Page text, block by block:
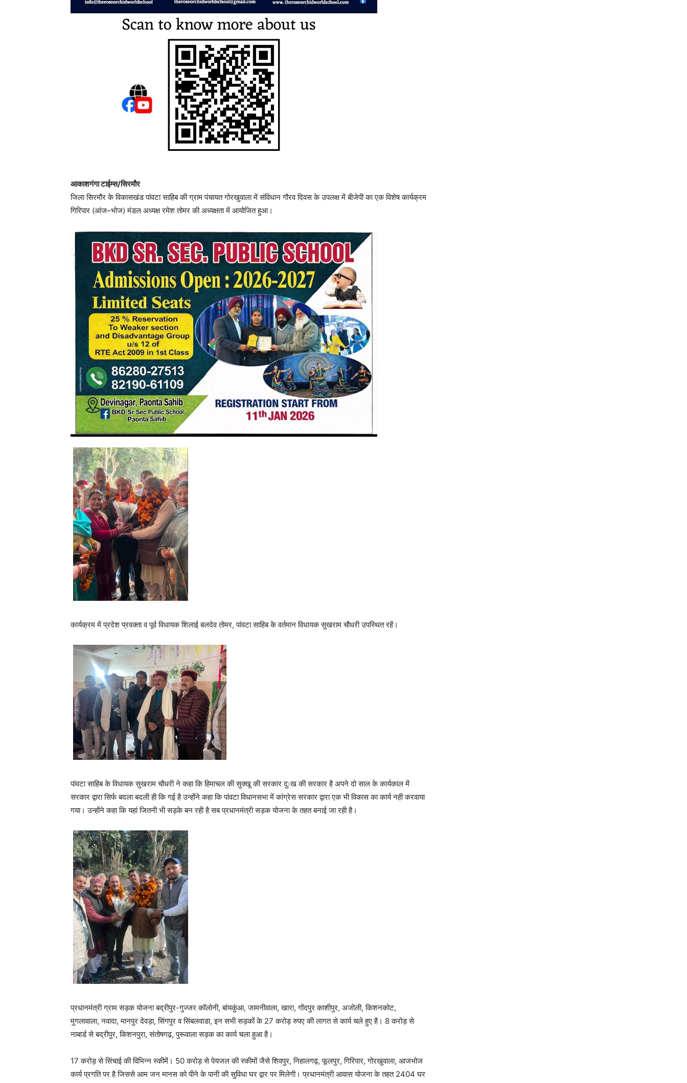
आकाशगंगा टाईम्स/सिरमौर
जिला सिरमौर के विकासखंड पांवटा साहिब की ग्राम पंचायत गोरखुवाला में संविधान गौरव दिवस के उपलक्ष में बीजेपी का एक विशेष कार्यक्रम
गिरिपार (आंज–भोज) मंडल अध्यक्ष रमेश तोमर की अध्यक्षता में आयोजित हुआ।
कार्यक्रम में प्रदेश प्रवक्ता व पूर्व विधायक शिलाई बलदेव तोमर, पांवटा साहिब के वर्तमान विधायक सुखराम चौधरी उपस्थित रहें।
पांवटा साहिब के विधायक सुखराम चौधरी ने कहा कि हिमाचल की सुक्खू की सरकार दुःख की सरकार है अपने दो साल के कार्यकाल में
सरकार द्वारा सिर्फ बदला बदली ही कि गई है उन्होंने कहा कि पांवटा विधानसभा में कांग्रेस सरकार द्वारा एक भी विकास का कार्य नही करवाया
गया। उन्होंने कहा कि यहां जितनी भी सड़के बन रही है सब प्रधानमंत्री सड़क योजना के तहत बनाई जा रही है।
प्रधानमंत्री ग्राम सड़क योजना बद्रीपुर-गुज्जर कॉलोनी, बांयकुंआ, जामनीवाला, खारा, गोंदपुर काशीपुर, अजोली, किशनकोट,
मुगलावाला, नवादा, मानपुर देवड़ा, सिंगपुर व सिंबलवाडा, इन सभी सड़कों के 27 करोड़ रुपए की लागत से कार्य चले हुए है। 8 करोड़ से
नाबार्ड से बद्रीपुर, किशनपुरा, संतोषगढ़, पुरूवाला सड़क का कार्य चला हुआ है।
17 करोड़ से सिंचाई की विभिन्न स्कीमें। 50 करोड़ से पेयजल की स्कीमों जैसे शिवपुर, निहालगढ़, फूलपुर, गिरिपार, गोरखुवाला, आजभोज
कार्य प्रगति पर है जिससे आम जन मानस को पीने के पानी की सुविधा घर द्वार पर मिलेगी। प्रधानमंत्री आवास योजना के तहत 2404 घर